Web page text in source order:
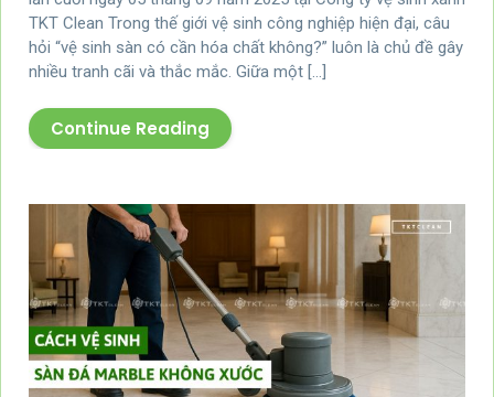
TKT Clean Trong thế giới vệ sinh công nghiệp hiện đại, câu
hỏi “vệ sinh sàn có cần hóa chất không?” luôn là chủ đề gây
nhiều tranh cãi và thắc mắc. Giữa một […]
Continue Reading